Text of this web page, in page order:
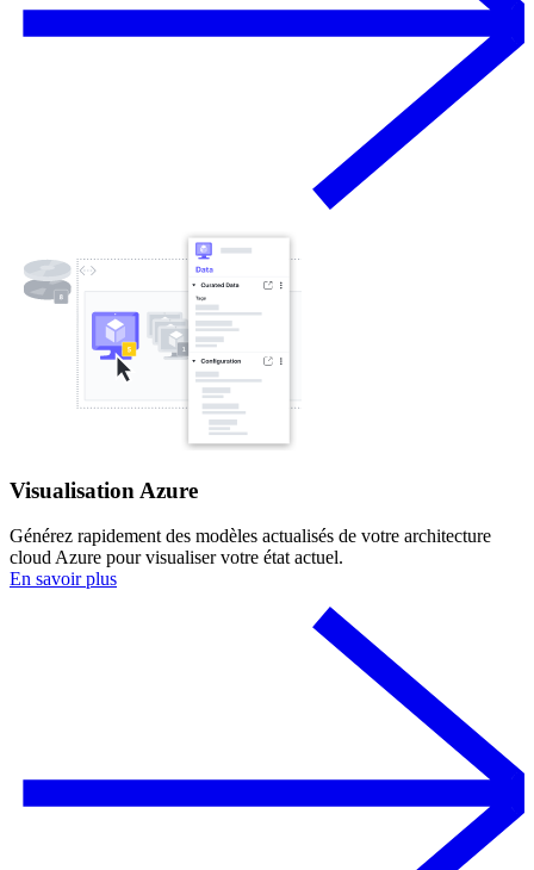
Visualisation Azure
Générez rapidement des modèles actualisés de votre architecture
cloud Azure pour visualiser votre état actuel.
En savoir plus